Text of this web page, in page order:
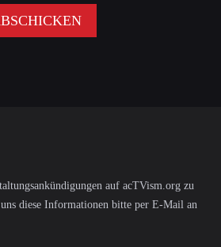
auf acTVism.org zu
diese Informationen bitte per E-Mail an